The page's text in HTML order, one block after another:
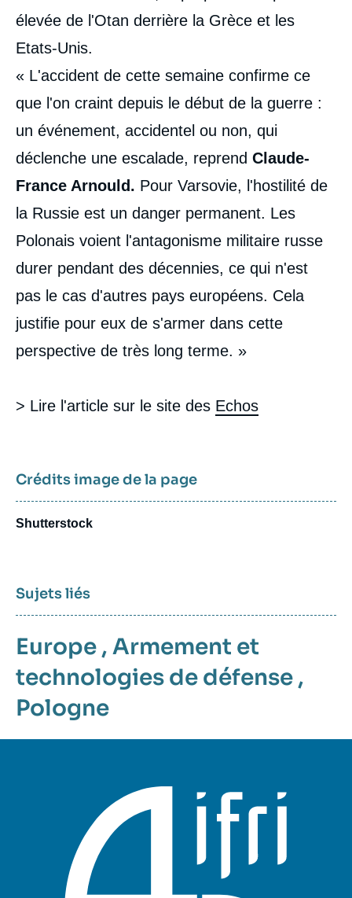
élevée de l'Otan derrière la Grèce et les
Etats-Unis.
« L'accident de cette semaine confirme ce
que l'on craint depuis le début de la guerre :
un événement, accidentel ou non, qui
déclenche une escalade, reprend Claude-
France Arnould. Pour Varsovie, l'hostilité de
la Russie est un danger permanent. Les
Polonais voient l'antagonisme militaire russe
durer pendant des décennies, ce qui n'est
pas le cas d'autres pays européens. Cela
justifie pour eux de s'armer dans cette
perspective de très long terme. »
> Lire l'article sur le site des Echos
Crédits image de la page
Shutterstock
Sujets liés
Europe , Armement et
technologies de défense ,
Pologne